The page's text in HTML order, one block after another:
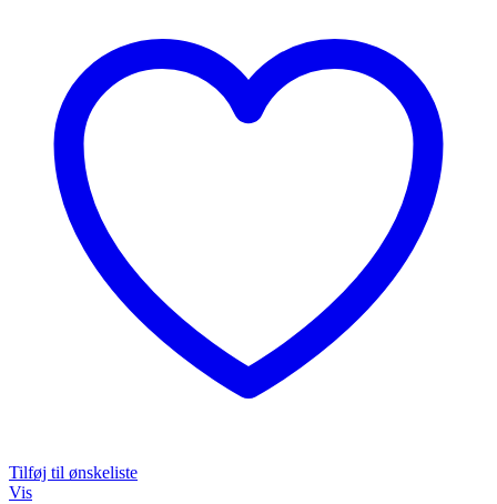
Tilføj til ønskeliste
Vis